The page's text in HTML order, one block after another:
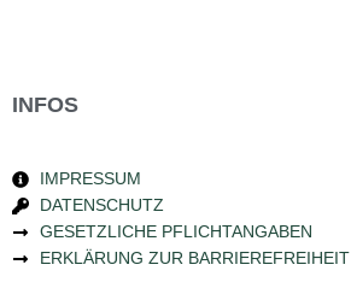
INFOS
IMPRESSUM
DATENSCHUTZ
GESETZLICHE PFLICHTANGABEN
ERKLÄRUNG ZUR BARRIEREFREIHEIT